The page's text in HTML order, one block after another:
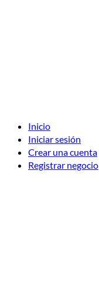
Inicio
Iniciar sesión
Crear una cuenta
Registrar negocio